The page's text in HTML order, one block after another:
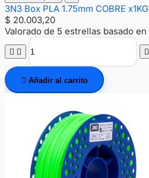
3N3 Box PLA 1.75mm COBRE x1KG
$ 20.003,20
Valorado de 5 estrellas basado en
  
 Añadir al carrito